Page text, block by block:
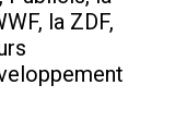
la ZDF,